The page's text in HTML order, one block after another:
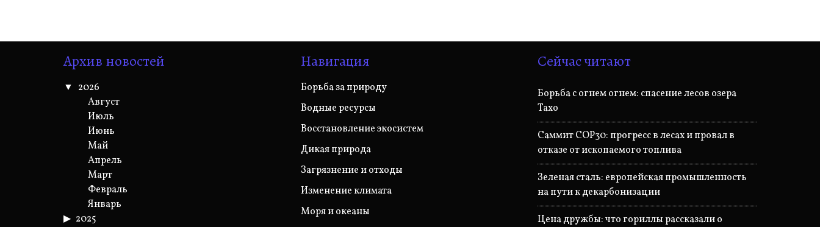
Архив новостей
2026
Август
Июль
Июнь
Май
Апрель
Март
Февраль
Январь
2025
Навигация
Борьба за природу
Водные ресурсы
Восстановление экосистем
Дикая природа
Загрязнение и отходы
Изменение климата
Моря и океаны
Сейчас читают
Борьба с огнем огнем: спасение лесов озера
Тахо
Саммит COP30: прогресс в лесах и провал в
отказе от ископаемого топлива
Зеленая сталь: европейская промышленность
на пути к декарбонизации
Цена дружбы: что гориллы рассказали о